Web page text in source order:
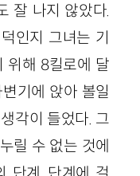
잘 나지 않았다.
인지 그녀는 기
위해 8킬로에 달
기에 앉아 볼일
각이 들었다. 그
릴 수 없는 것에